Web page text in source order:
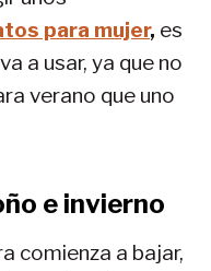
para mujer, es
a usar, ya que no
verano que uno
e invierno
comienza a bajar,